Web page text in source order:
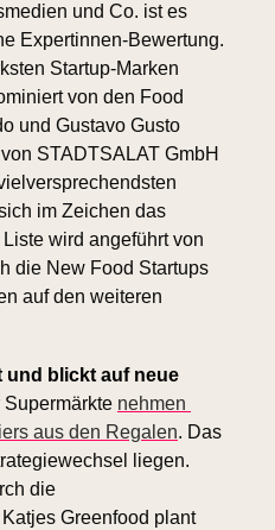
und Co. ist es
Expertinnen-Bewertung.
Startup-Marken
von den Food
und Gustavo Gusto
STADTSALAT GmbH
im Zeichen das
wird angeführt von
die New Food Startups
auf den weiteren
und blickt auf neue
Supermärkte nehmen
aus den Regalen. Das
liegen.
die
Greenfood plant